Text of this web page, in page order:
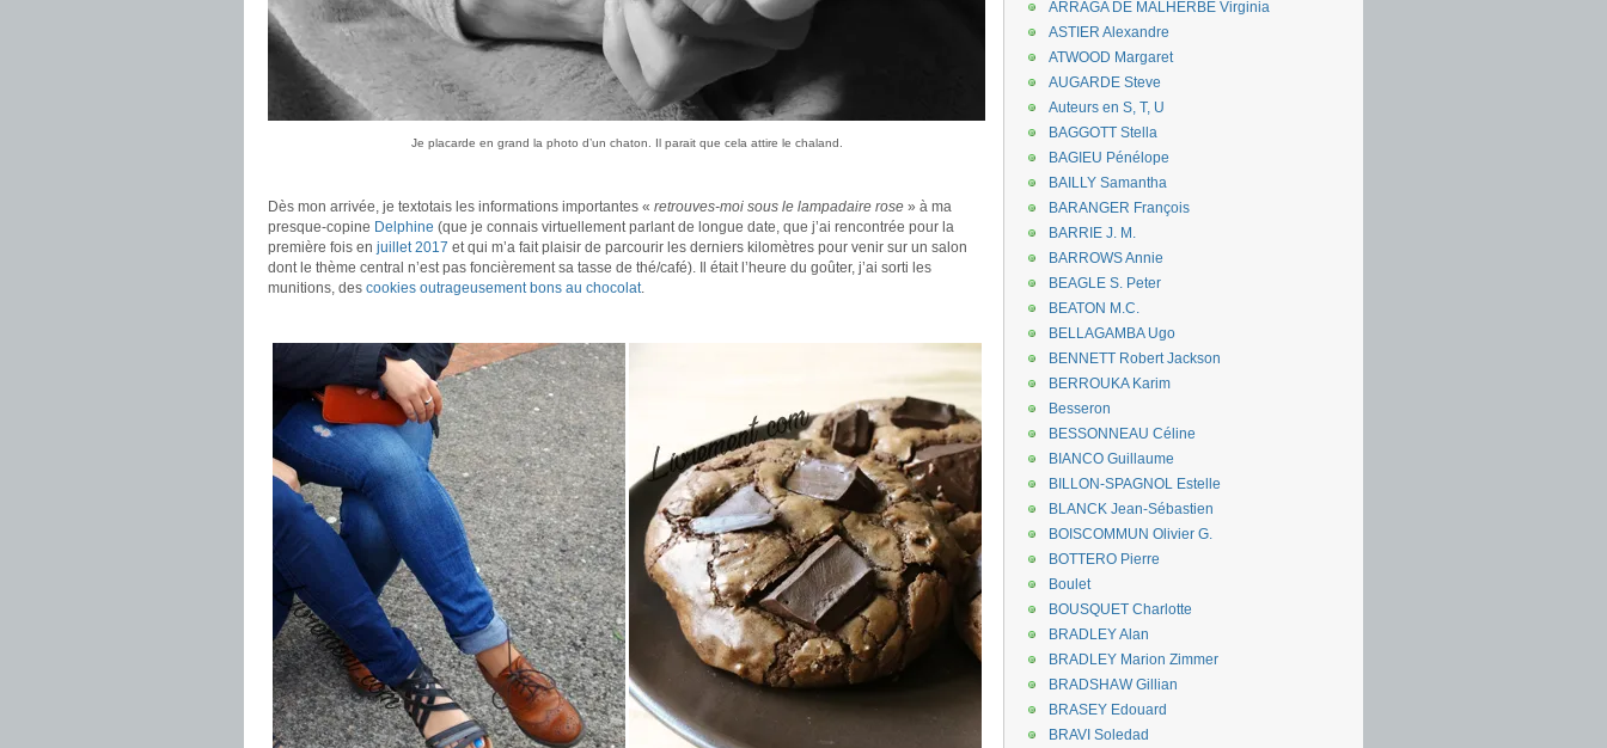
Je placarde en grand la photo d’un chaton. Il parait que cela attire le chaland.
Dès mon arrivée, je textotais les informations importantes « retrouves-moi sous le lampadaire rose » à ma
presque-copine Delphine (que je connais virtuellement parlant de longue date, que j’ai rencontrée pour la
première fois en juillet 2017 et qui m’a fait plaisir de parcourir les derniers kilomètres pour venir sur un salon
dont le thème central n’est pas foncièrement sa tasse de thé/café). Il était l’heure du goûter, j’ai sorti les
munitions, des cookies outrageusement bons au chocolat.
ARRAGA DE MALHERBE Virginia
ASTIER Alexandre
ATWOOD Margaret
AUGARDE Steve
Auteurs en S, T, U
BAGGOTT Stella
BAGIEU Pénélope
BAILLY Samantha
BARANGER François
BARRIE J. M.
BARROWS Annie
BEAGLE S. Peter
BEATON M.C.
BELLAGAMBA Ugo
BENNETT Robert Jackson
BERROUKA Karim
Besseron
BESSONNEAU Céline
BIANCO Guillaume
BILLON-SPAGNOL Estelle
BLANCK Jean-Sébastien
BOISCOMMUN Olivier G.
BOTTERO Pierre
Boulet
BOUSQUET Charlotte
BRADLEY Alan
BRADLEY Marion Zimmer
BRADSHAW Gillian
BRASEY Edouard
BRAVI Soledad